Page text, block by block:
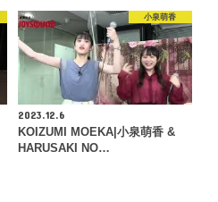
小泉萌香
2023.12.6
KOIZUMI MOEKA|小泉萌香 &
HARUSAKI NO…